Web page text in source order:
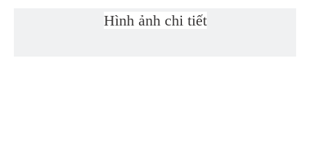
Hình ảnh chi tiết